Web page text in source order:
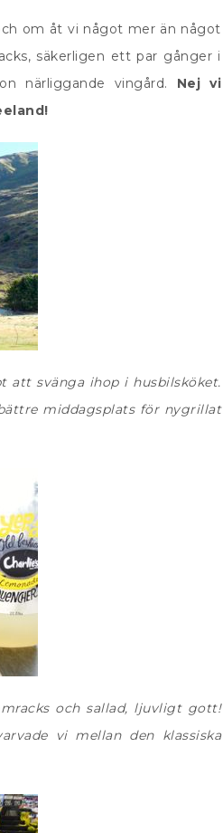
om åt vi något mer än något
säkerligen ett par gånger i
närliggande vingård. Nej vi
att svänga ihop i husbilsköket.
middagsplats för nygrillat
och sallad, ljuvligt gott!
vi mellan den klassiska